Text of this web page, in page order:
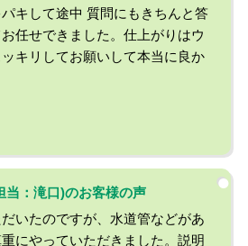
キして途中 質問にもきちんと答
任せできました。仕上がりはウ
キリしてお願いして本当に良か
当：滝口)のお客様の声
いたのですが、水道管などがあ
にやっていただきました。説明